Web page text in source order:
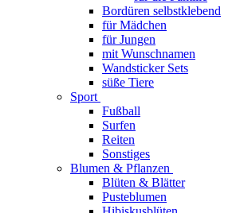
Bordüren selbstklebend
für Mädchen
für Jungen
mit Wunschnamen
Wandsticker Sets
süße Tiere
Sport
Fußball
Surfen
Reiten
Sonstiges
Blumen & Pflanzen
Blüten & Blätter
Pusteblumen